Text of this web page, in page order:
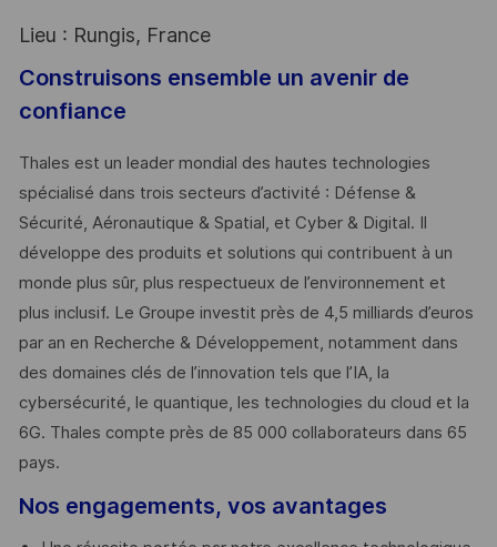
Lieu : Rungis, France
Construisons ensemble un avenir de
confiance
Thales est un leader mondial des hautes technologies
spécialisé dans trois secteurs d’activité : Défense &
Sécurité, Aéronautique & Spatial, et Cyber & Digital. Il
développe des produits et solutions qui contribuent à un
monde plus sûr, plus respectueux de l’environnement et
plus inclusif. Le Groupe investit près de 4,5 milliards d’euros
par an en Recherche & Développement, notamment dans
des domaines clés de l’innovation tels que l’IA, la
cybersécurité, le quantique, les technologies du cloud et la
6G. Thales compte près de 85 000 collaborateurs dans 65
pays. ​
Nos engagements, vos avantages